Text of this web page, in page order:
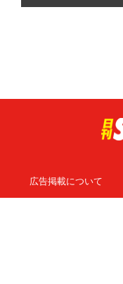
広告掲載について